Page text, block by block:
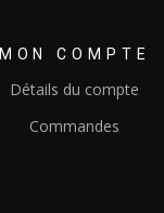
MON COMPTE
Détails du compte
Commandes